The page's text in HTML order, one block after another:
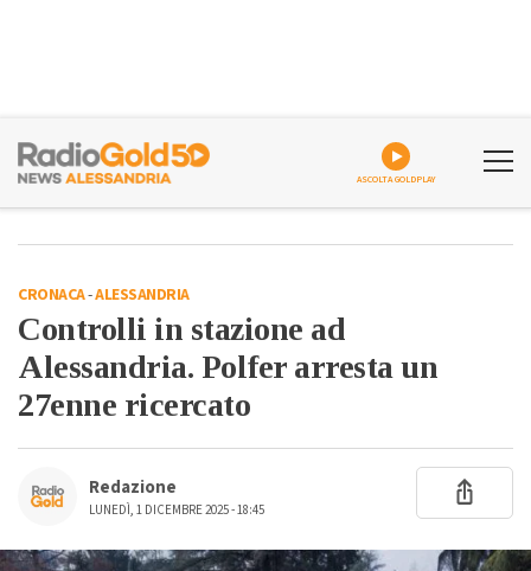
ASCOLTA GOLDPLAY
CRONACA-ALESSANDRIA
Controlli in stazione ad
Alessandria. Polfer arresta un
27enne ricercato
Redazione
LUNEDÌ, 1 DICEMBRE 2025 - 18:45